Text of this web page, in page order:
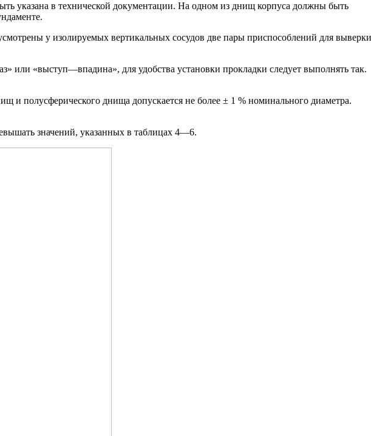
указана в технической документации. На одном из днищ корпуса должны быть
у изолируемых вертикальных сосудов две пары приспособлений для
«выступ—впадина», для удобства установки прокладки следует выполнять так.
полусферического днища допускается не более ± 1 % номинального диаметра.
значений, указанных в таблицах 4—6.